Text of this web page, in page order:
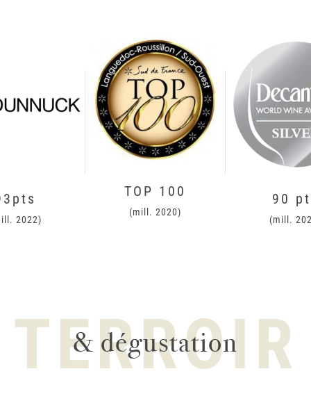
2022)
TOP 100
(mill. 2020)
90
(mill.
TERROIR
& dégustation